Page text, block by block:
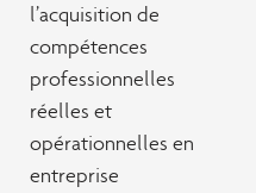
l’acquisition de
compétences
professionnelles
réelles et
opérationnelles en
entreprise